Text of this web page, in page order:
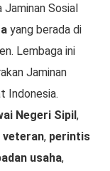
Jaminan Sosial
yang berada di
Lembaga ini
Jaminan
Indonesia.
Negeri Sipil,
veteran, perintis
usaha,